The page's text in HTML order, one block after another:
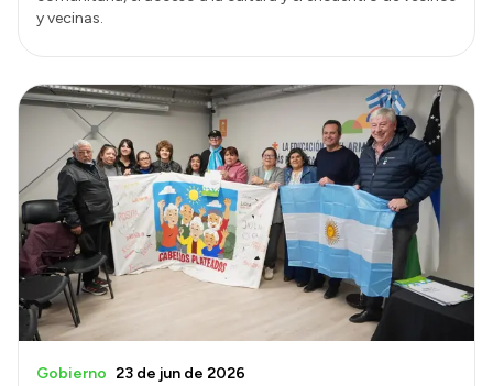
Consulta de expedientes
Convocatorias
Intranet
Login
y vecinas.
Gobierno 23 de jun de 2026